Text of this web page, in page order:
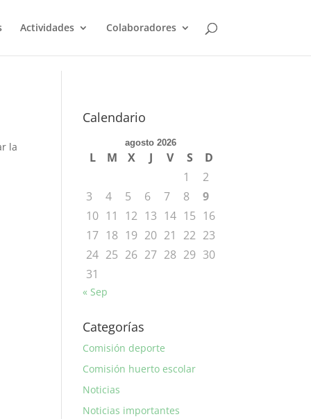
Actividades Colaboradores
la
Calendario
agosto 2026
L M X J V S
D
1
2
3
4 5 6 7 8
9
10 11 12 13 14 15 16
17 18 19 20 21 22 23
24 25 26 27 28 29 30
31
« Sep
Categorías
Comisión deporte
Comisión huerto escolar
Noticias
Noticias importantes